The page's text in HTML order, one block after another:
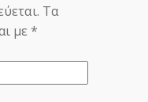
Τα
με*